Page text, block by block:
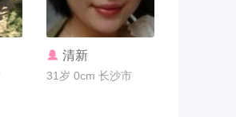
联系TA
清新
31岁 0cm 长沙市